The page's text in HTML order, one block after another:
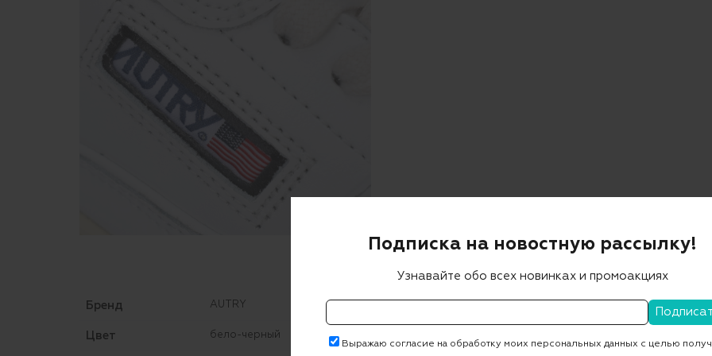
Бренд AUTRY
Цвет бело-черный
Описание
Кроссовки из кожи в белом цвете от AUTRY. Модель на
функциональной шнуровкой и логотипом. Кроссовки
Подписка на новостную рассылку!
Узнавайте обо всех новинках и промоакциях
Выражаю согласие на обработку моих персональных данных с целью